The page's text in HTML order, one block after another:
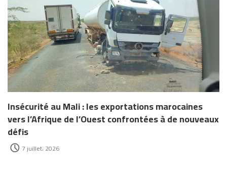
Insécurité au Mali : les exportations marocaines
vers l’Afrique de l’Ouest confrontées à de nouveaux
défis
7 juillet، 2026